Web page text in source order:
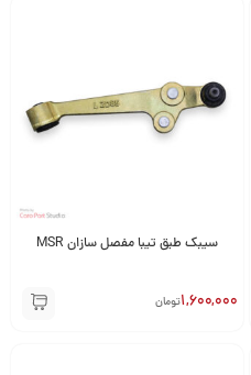
سیبک طبق تیبا مفصل سازان MSR
1,600,000تومان